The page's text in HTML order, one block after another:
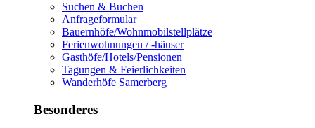
Suchen & Buchen
Anfrageformular
Bauernhöfe/Wohnmobilstellplätze
Ferienwohnungen / -häuser
Gasthöfe/Hotels/Pensionen
Tagungen & Feierlichkeiten
Wanderhöfe Samerberg
Besonderes